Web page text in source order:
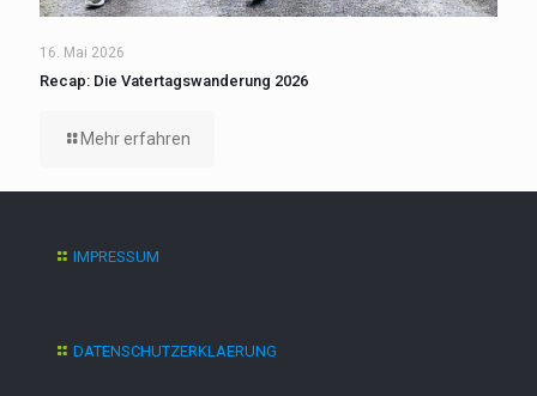
16. Mai 2026
Recap: Die Vatertagswanderung 2026
Mehr erfahren
IMPRESSUM
DATENSCHUTZERKLAERUNG